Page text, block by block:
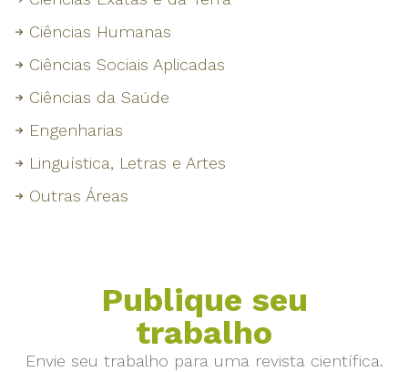
Ciências Humanas
Ciências Sociais Aplicadas
Ciências da Saúde
Engenharias
Linguística, Letras e Artes
Outras Áreas
Publique seu
trabalho
Envie seu trabalho para uma revista científica.